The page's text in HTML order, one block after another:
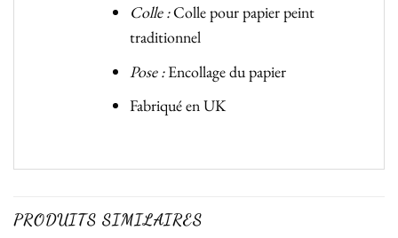
Colle :Colle pour papier peint
traditionnel
Pose :Encollage du papier
Fabriqué en UK
PRODUITS SIMILAIRES